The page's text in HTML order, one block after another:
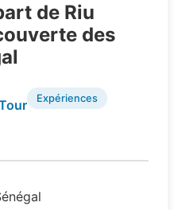
de Riu
des
Expériences